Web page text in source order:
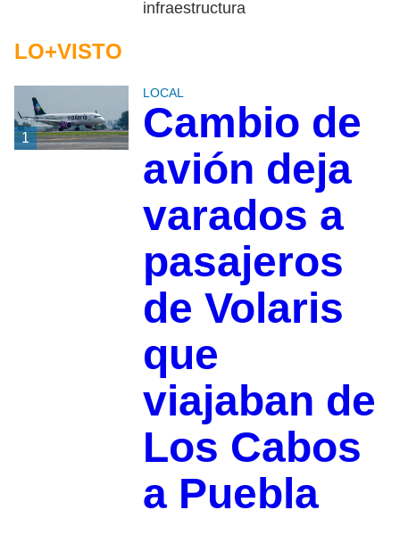
infraestructura
LO+VISTO
1
LOCAL
Cambio de
avión deja
varados a
pasajeros
de Volaris
que
viajaban de
Los Cabos
a Puebla